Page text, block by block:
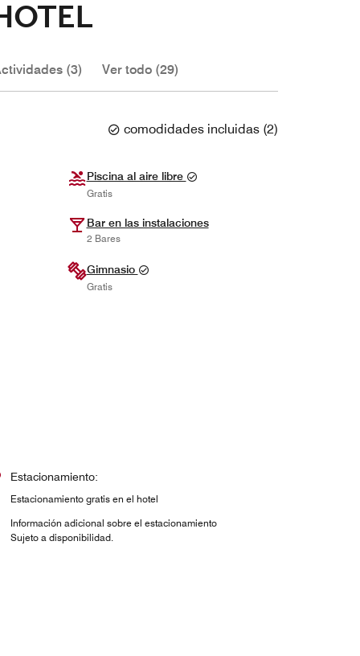
(3) Ver todo (29)
comodidades incluidas (2)
Piscina al aire libre
Gratis
Bar en las instalaciones
2 Bares
Gimnasio
Gratis
Estacionamiento:
Estacionamiento gratis en el hotel
Información adicional sobre el estacionamiento
Sujeto a disponibilidad.